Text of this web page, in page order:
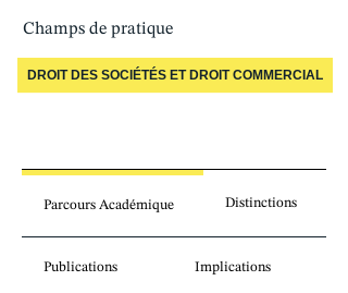
Champs de pratique
DROIT DES SOCIÉTÉS ET DROIT COMMERCIAL
Parcours Académique Distinctions
Publications Implications